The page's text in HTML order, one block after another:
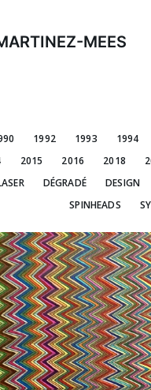
MEES
1992 1993 1994
2015 2016 2018
DÉGRADÉ DESIGN
SPINHEADS